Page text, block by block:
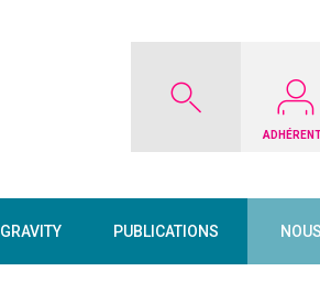
GRAVITY PUBLICATIONS